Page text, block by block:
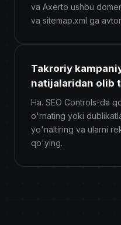
va Axerto ushbu
va sitemap.xml ga
Takroriy
natijalaridan olib
Ha. SEO Controls-da
o'rnating yoki
yo'naltiring va ularni
qo'ying.